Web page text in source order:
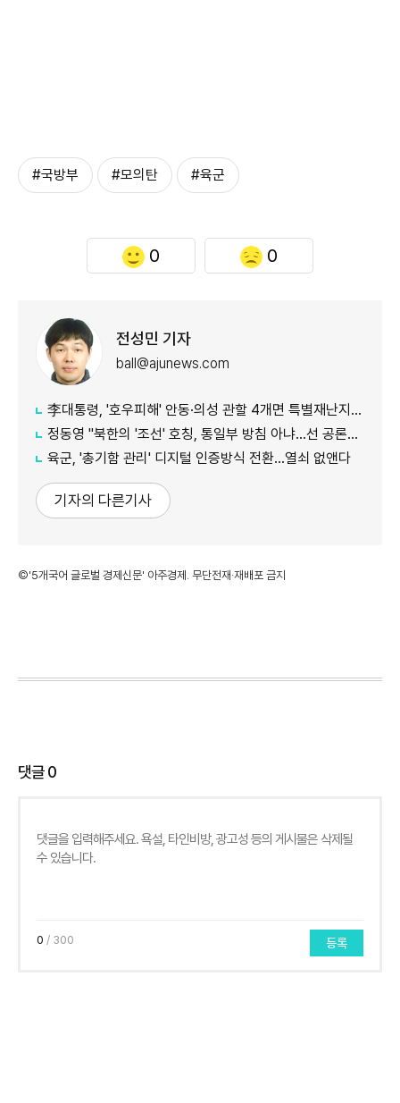
#국방부 #모의탄 #육군
0 0
전성민 기자
ball@ajunews.com
李대통령, '호우피해' 안동·의성 관할 4개면 특별재난지역 선포
정동영 "북한의 '조선' 호칭, 통일부 방침 아냐...선 공론화 먼저"
육군, '총기함 관리' 디지털 인증방식 전환…열쇠 없앤다
기자의 다른기사
©'5개국어 글로벌 경제신문' 아주경제. 무단전재·재배포 금지
댓글0
0 / 300 등록